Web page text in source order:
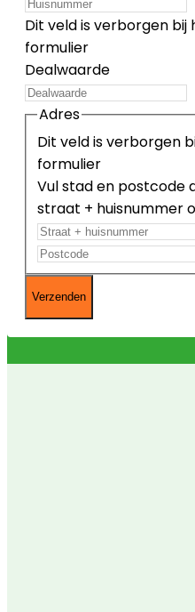
Dit veld is verborgen bij
formulier
Dealwaarde
Dit veld is verborgen
formulier
Adres
Vul stad en postcode
straat + huisnummer